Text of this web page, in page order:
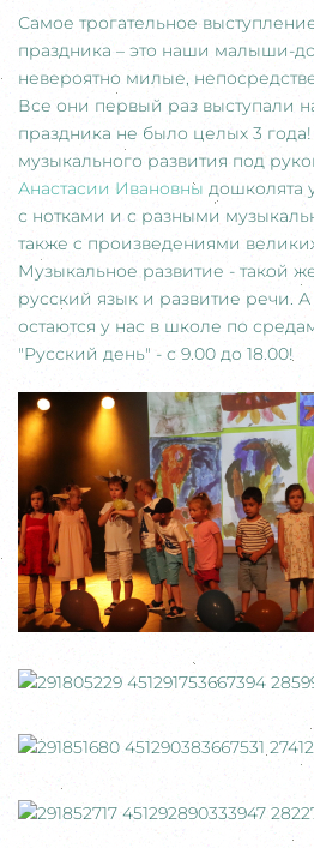
Самое трогательное
праздника – это наши малыши-
невероятно милые,
Все они первый раз выступали
праздника не было целых 3
музыкального развития под
Анастасии Ивановны дошколята
с нотками и с разными
также c произведениями
Музыкальное развитие - такой
русский язык и развитие речи.
остаются у нас в школе по
"Русский день" - с 9.00 до 18.00!